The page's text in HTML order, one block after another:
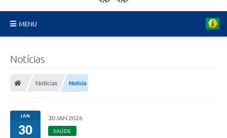
MENU
Lei Aldir Blanc 2026
Araújos
Notícias
Notícias Notícia
JAN
30
30 JAN 2026
SAÚDE